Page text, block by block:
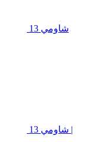
شاومي 13
شاومي 13 |